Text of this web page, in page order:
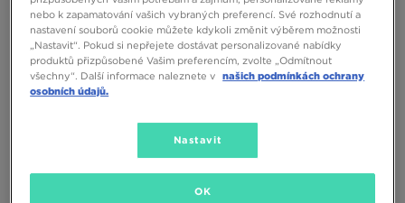
NEW BALANCE 9060
nebo k zapamatování vašich vybraných preferencí. Své rozhodnutí a
nastavení souborů cookie můžete kdykoli změnit výběrem možnosti
„Nastavit“. Pokud si nepřejete dostávat personalizované nabídky
produktů přizpůsobené Vašim preferencím, zvolte „Odmítnout
všechny“. Další informace naleznete v našich podmínkách ochrany
osobních údajů.
Nastavit
OK